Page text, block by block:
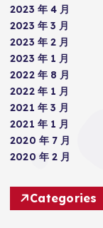
2023 年 4 月
2023 年 3 月
2023 年 2 月
2023 年 1 月
2022 年 8 月
2022 年 1 月
2021 年 3 月
2021 年 1 月
2020 年 7 月
2020 年 2 月
Categories